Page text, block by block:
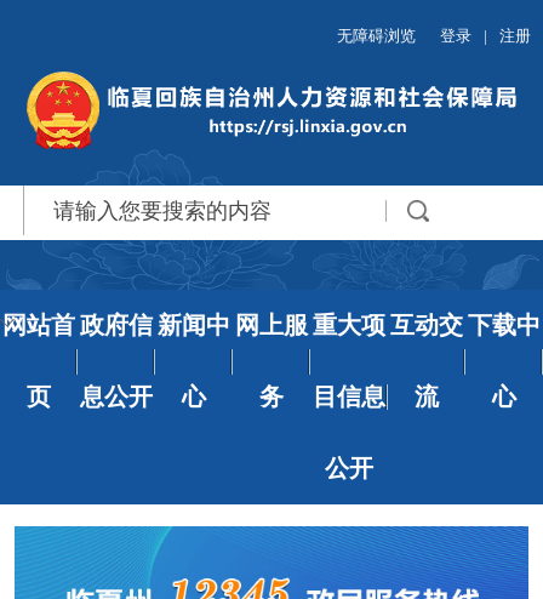
无障碍浏览 登录 | 注册
网站首
页
政府信
息公开
新闻中
心
网上服
务
重大项
目信息
公开
互动交
流
下载中
心